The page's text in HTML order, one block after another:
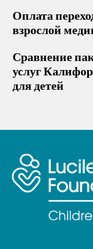
Оплата
взрослой
Сравнение
услуг
для детей